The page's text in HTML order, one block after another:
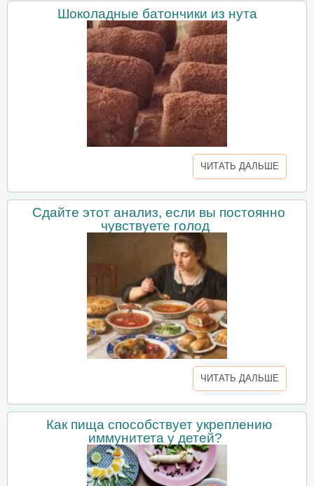
Шоколадные батончики из нута
ЧИТАТЬ ДАЛЬШЕ
Сдайте этот анализ, если вы постоянно
чувствуете голод
ЧИТАТЬ ДАЛЬШЕ
Как пища способствует укреплению
иммунитета у детей?